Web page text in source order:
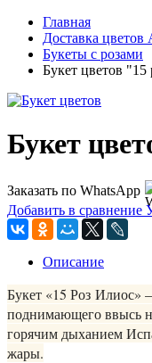
Главная
Доставка
Букеты с розами
Букет цветов
Букет
Заказать по WhatsApp
Добавить в сравнение
Описание
Букет «15 Роз Илиос»
поднимающего ввысь
горячим дыханием
жары.